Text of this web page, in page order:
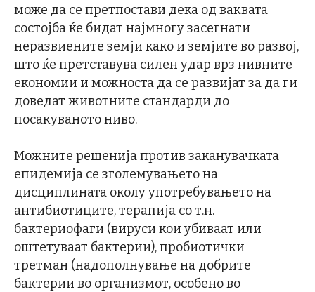
може да се претпостави дека од ваквата
состојба ќе бидат најмногу засегнати
неразвиените земји како и земјите во развој,
што ќе претставува силен удар врз нивните
економии и можноста да се развијат за да ги
доведат животните стандарди до
посакуваното ниво.
Можните решенија против заканувачката
епидемија се зголемувањето на
дисциплината околу употребувањето на
антибиотиците, терапија со т.н.
бактериофаги (вируси кои убиваат или
оштетуваат бактерии), пробиотички
третман (надополнување на добрите
бактерии во организмот, особено во